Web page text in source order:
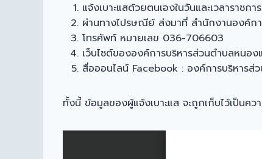
แจ้งเบาะแสด้วยตนเองในวันและเวลารา
ผ่านทางไปรษณีย์ ส่งมาที่ สำนักงานองค์ก
โทรศัพท์ หมายเลข 036-706603
เว็บไซต์ขององค์การบริหารส่วนตำบลหนอ
สื่อออนไลน์ Facebook : องค์การบริหารส่
ทั้งนี้ ข้อมูลของผู้แจ้งเบาะแส จะถูกเก็บไว้เป็นค